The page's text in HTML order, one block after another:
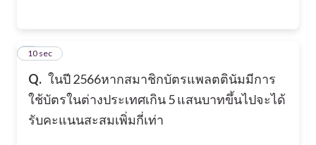
Q. ในปี 2566หากสมาชิกบัตรแพลตตินัมมีการ
ใช้บัตรในต่างประเทศเกิน 5 แสนบาทขึ้นไปจะได้
รับคะแนนสะสมเพิ่มกี่เท่า
710 sec